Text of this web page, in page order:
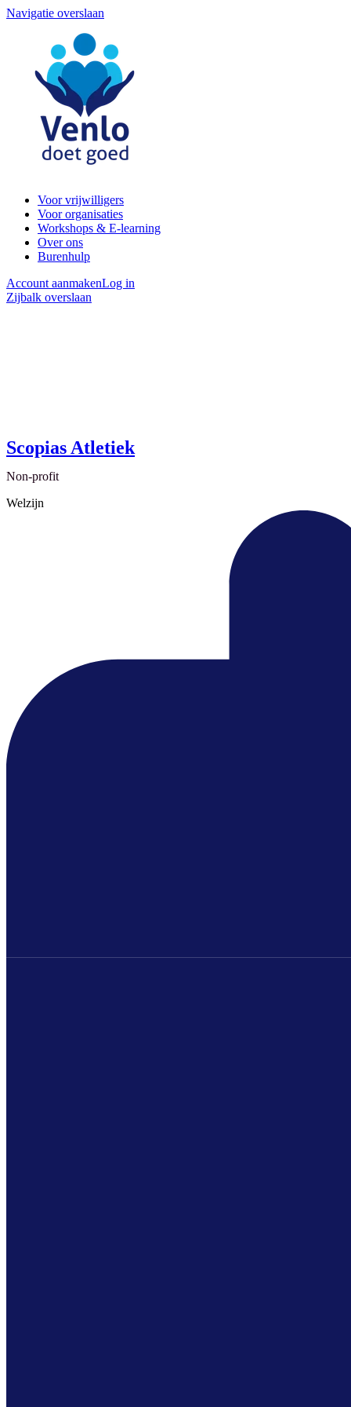
Navigatie overslaan
Voor vrijwilligers
Voor organisaties
Workshops & E-learning
Over ons
Burenhulp
Account aanmakenLog in
Zijbalk overslaan
Scopias Atletiek
Non-profit
Welzijn